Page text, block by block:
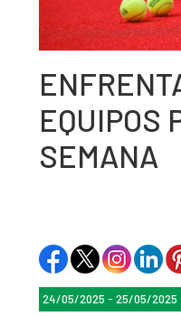
EQUIPOS
SEMANA
24/05/2025 - 25/05/2025